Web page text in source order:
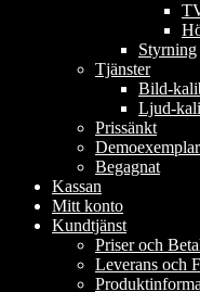
Styrning
Tjänster
Bild-
Ljud-
Prissänkt
Demoexemplar
Begagnat
Kassan
Mitt konto
Kundtjänst
Priser och
Leverans och